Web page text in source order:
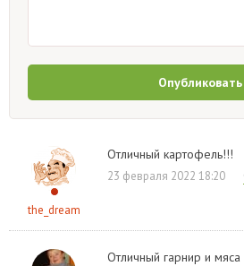
Опубликовать
the_dream
Отличный картофель!!!
23 февраля 2022 18:20
Отличный гарнир и